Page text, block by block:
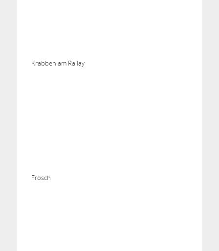
Krabben am Railay
Frosch